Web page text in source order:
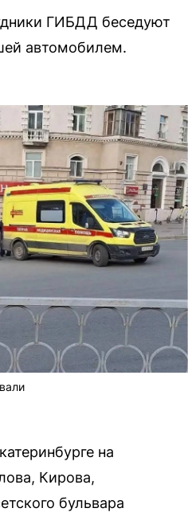
ГИБДД беседуют
автомобилем.
на
Кирова,
бульвара